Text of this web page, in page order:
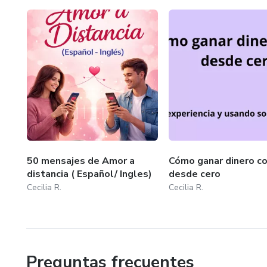
50 mensajes de Amor a
distancia ( Español/ Ingles)
Cecilia R.
Cómo ganar dinero
desde cero
Cecilia R.
Preguntas frecuentes